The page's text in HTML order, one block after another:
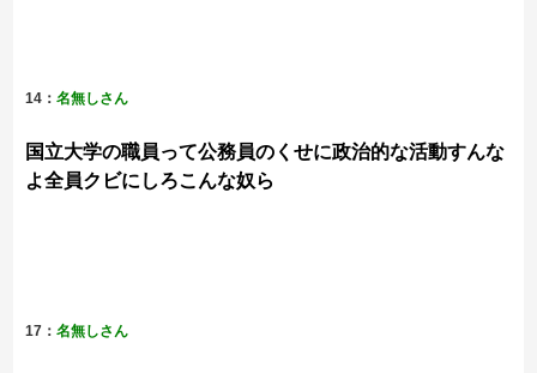
14：名無しさん
国立大学の職員って公務員のくせに政治的な活動すんな
よ全員クビにしろこんな奴ら
17：名無しさん